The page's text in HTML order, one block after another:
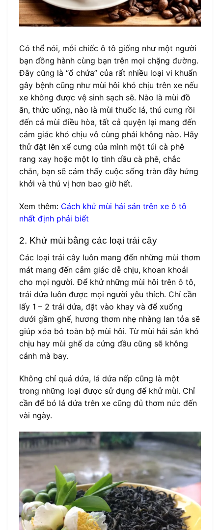
Có thể nói, mỗi chiếc ô tô giống như một người
bạn đồng hành cùng bạn trên mọi chặng đường.
Đây cũng là “ổ chứa” của rất nhiều loại vi khuẩn
gây bệnh cũng như mùi hôi khó chịu trên xe nếu
xe không được vệ sinh sạch sẽ. Nào là mùi đồ
ăn, thức uống, nào là mùi thuốc lá, thú cưng rồi
đến cả mùi điều hòa, tất cả quyện lại mang đến
cảm giác khó chịu vô cùng phải không nào. Hãy
thử đặt lên xế cưng của mình một túi cà phê
rang xay hoặc một lọ tinh dầu cà phê, chắc
chắn, bạn sẽ cảm thấy cuộc sống tràn đầy hứng
khởi và thú vị hơn bao giờ hết.
Xem thêm: Cách khử mùi hải sản trên xe ô tô
nhất định phải biết
2. Khử mùi bằng các loại trái cây
Các loại trái cây luôn mang đến những mùi thơm
mát mang đến cảm giác dễ chịu, khoan khoái
cho mọi người. Để khử những mùi hôi trên ô tô,
trái dứa luôn được mọi người yêu thích. Chỉ cần
lấy 1 – 2 trái dứa, đặt vào khay và để xuống
dưới gầm ghế, hương thơm nhẹ nhàng lan tỏa sẽ
giúp xóa bỏ toàn bộ mùi hôi. Từ mùi hải sản khó
chịu hay mùi ghế da cứng đầu cũng sẽ không
cánh mà bay.
Không chỉ quả dứa, lá dứa nếp cũng là một
trong những loại được sử dụng để khử mùi. Chỉ
cần để bó lá dứa trên xe cũng đủ thơm nức đến
vài ngày.